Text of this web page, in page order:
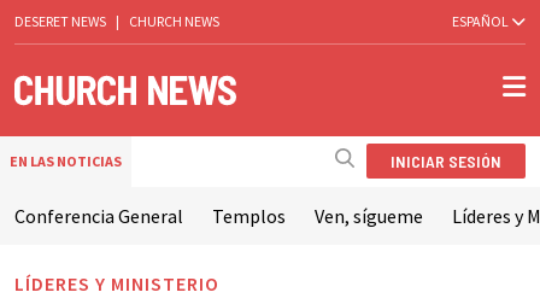
DESERET NEWS | CHURCH NEWS ESPAÑOL
EN LAS NOTICIAS INICIAR SESIÓN
Conferencia General Templos Ven, sígueme Líderes y
LÍDERES Y MINISTERIO